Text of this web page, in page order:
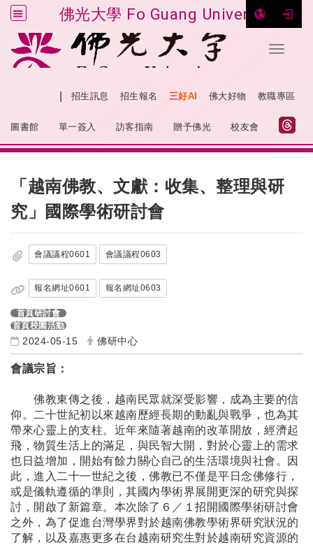
佛光大學 Fo Guang University
Toggle
跳到主要內容
招生訊息 招生報名 三好AI 佛大好物 教職專區
圖書館 單一簽入 訪客指南 贈予佛光 校友會
「越南佛教、文獻：收集、整理與研
究」國際學術研討會
會議議程0601 會議議程0603
報名網址0601 報名網址0603
首頁研討會
首頁校園活動
2024-05-15 佛研中心
會議宗旨：
佛教東傳之後，越南民眾就深受影響，成為主要的信
仰。二十世紀初以來越南歷經長期的動亂與戰爭，也為其
帶來心靈上的支柱。近年來隨著越南的改革開放，經濟起
飛，物質生活上的滿足，與民智大開，對於心靈上的需求
也日益增加，開始有餘力關心自己的生活環境與社會。因
此，進入二十一世紀之後，佛教已不僅是平日念佛修行，
或是儀軌遵循的準則，其國內學術界展開更深的研究與探
討，開啟了新篇章。本次除了６／１招開國際學術研討會
之外，為了促進台灣學界對於越南佛教學術界研究狀況的
了解，以及嘉惠更多在台越南研究生對於越南研究資源的